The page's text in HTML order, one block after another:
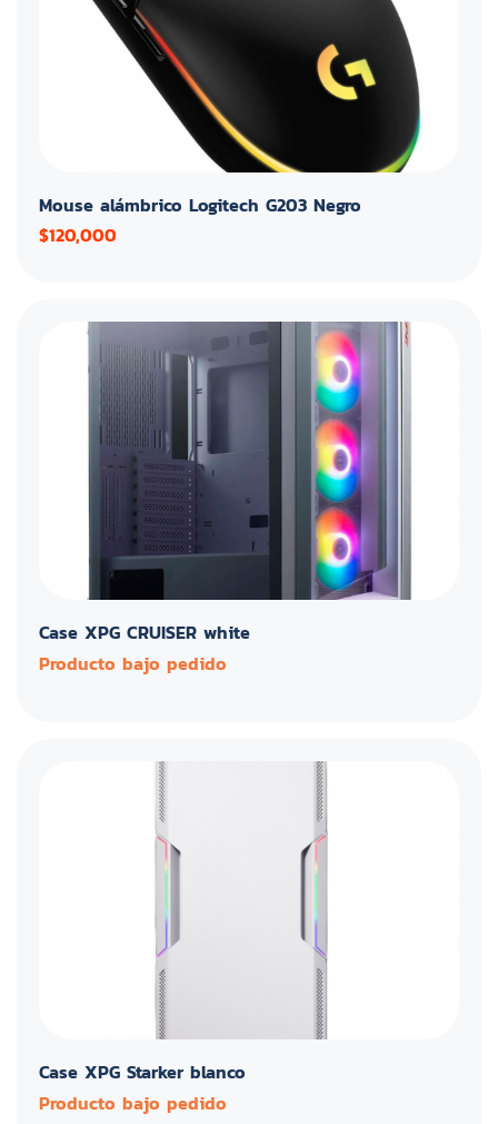
Mouse alámbrico Logitech G203 Negro
$120,000
Case XPG CRUISER white
Producto bajo pedido
Case XPG Starker blanco
Producto bajo pedido